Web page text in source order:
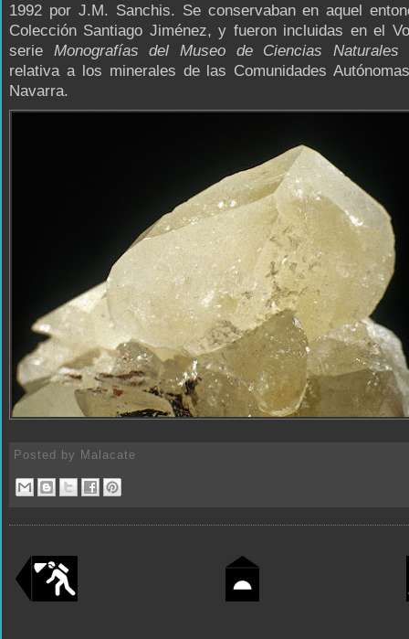
1992 por J.M. Sanchis. Se conservaban en aquel
Colección Santiago Jiménez, y fueron incluidas en el
serie Monografías del Museo de Ciencias Naturales
relativa a los minerales de las Comunidades
Navarra.
Posted by Malacate